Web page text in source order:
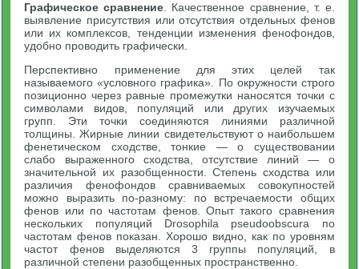
Графическое сравнение . Качественное сравнение, т. е.
выявление присутствия или отсутствия отдельных фенов
или их комплексов, тенденции изменения фенофондов,
удобно проводить графически.
Перспективно применение для этих целей так
называемого «условного графика». По окружности строго
позиционно через равные промежутки наносятся точки с
символами видов, популяций или других изучаемых
групп. Эти точки соединяются линиями различной
толщины. Жирные линии свидетельствуют о наибольшем
фенетическом сходстве, тонкие — о существовании
слабо выраженного сходства, отсутствие линий — о
значительной их разобщенности. Степень сходства или
различия фенофондов сравниваемых совокупностей
можно выразить по-разному: по встречаемости общих
фенов или по частотам фенов. Опыт такого сравнения
нескольких популяций Drosophila pseudoobscura по
частотам фенов показан. Хорошо видно, как по уровням
частот фенов выделяются 3 группы популяций, в
различной степени разобщенных пространственно.